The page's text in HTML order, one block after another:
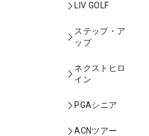
LIV GOLF
ステップ・ア
ップ
ネクストヒロ
イン
PGAシニア
ACNツアー